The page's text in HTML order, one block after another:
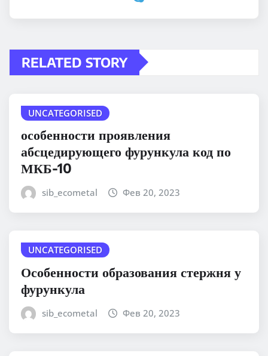
RELATED STORY
UNCATEGORISED
особенности проявления
абсцедирующего фурункула код по
МКБ-10
sib_ecometal Фев 20, 2023
UNCATEGORISED
Особенности образования стержня у
фурункула
sib_ecometal Фев 20, 2023